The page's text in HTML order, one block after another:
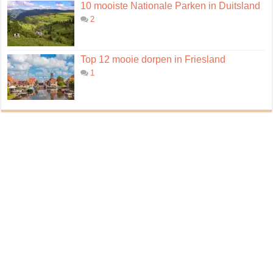
10 mooiste Nationale Parken in Duitsland
2
Top 12 mooie dorpen in Friesland
1